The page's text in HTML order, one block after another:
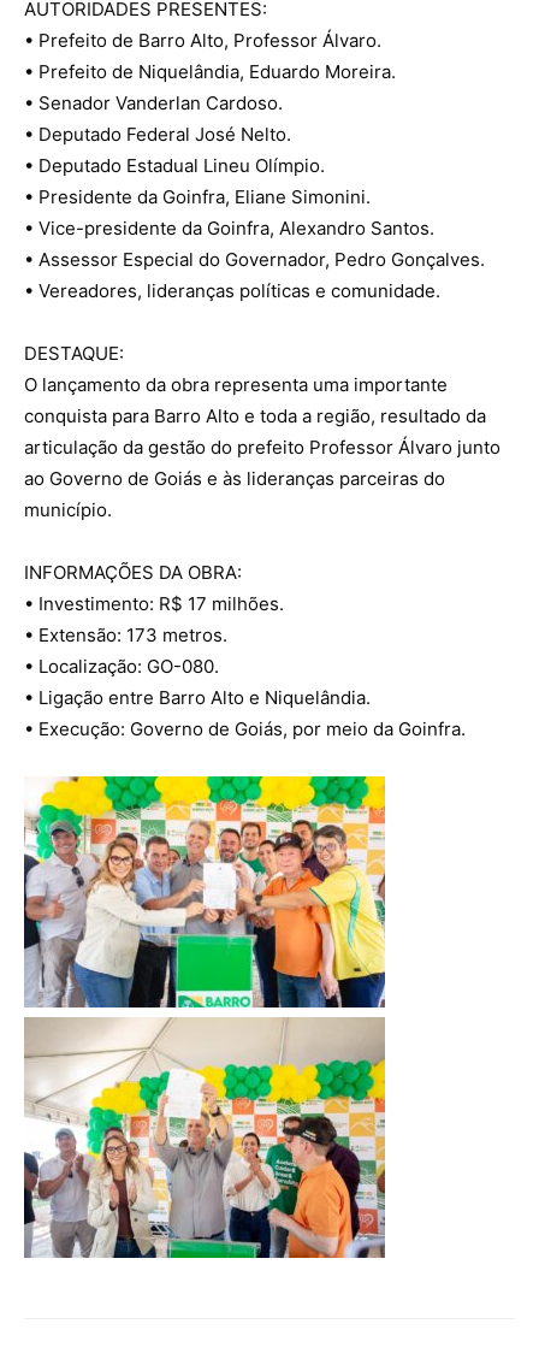
AUTORIDADES PRESENTES:
• Prefeito de Barro Alto, Professor Álvaro.
• Prefeito de Niquelândia, Eduardo Moreira.
• Senador Vanderlan Cardoso.
• Deputado Federal José Nelto.
• Deputado Estadual Lineu Olímpio.
• Presidente da Goinfra, Eliane Simonini.
• Vice-presidente da Goinfra, Alexandro Santos.
• Assessor Especial do Governador, Pedro Gonçalves.
• Vereadores, lideranças políticas e comunidade.
DESTAQUE:
O lançamento da obra representa uma importante
conquista para Barro Alto e toda a região, resultado da
articulação da gestão do prefeito Professor Álvaro junto
ao Governo de Goiás e às lideranças parceiras do
município.
INFORMAÇÕES DA OBRA:
• Investimento: R$ 17 milhões.
• Extensão: 173 metros.
• Localização: GO-080.
• Ligação entre Barro Alto e Niquelândia.
• Execução: Governo de Goiás, por meio da Goinfra.